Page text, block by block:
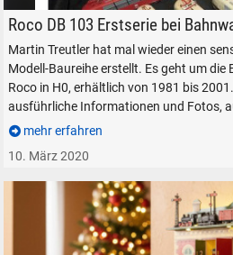
Bahnwahn Roco DB 103 der Erstserie in
Roco DB 103 Erstserie bei
Martin Treutler hat mal wieder einen
Modell-Baureihe erstellt. Es geht um die
Roco in H0, erhältlich von 1981 bis
ausführliche Informationen und Fotos,
mehr erfahren
10. März 2020